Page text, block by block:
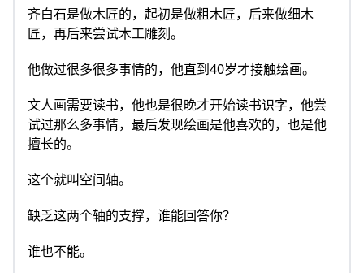
齐白石是做木匠的，起初是做粗木匠，后来做细木
匠，再后来尝试木工雕刻。
他做过很多很多事情的，他直到40岁才接触绘画。
文人画需要读书，他也是很晚才开始读书识字，他尝
试过那么多事情，最后发现绘画是他喜欢的，也是他
擅长的。
这个就叫空间轴。
缺乏这两个轴的支撑，谁能回答你？
谁也不能。